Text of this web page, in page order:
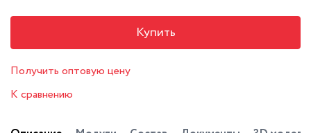
Купить
Получить оптовую цену
К сравнению